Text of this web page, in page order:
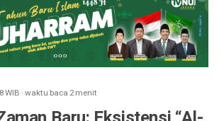
WIB ·waktu baca 2 menit